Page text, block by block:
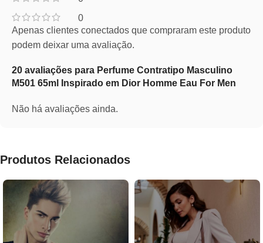
0
20 avaliações para Perfume Contratipo Masculino
M501 65ml Inspirado em Dior Homme Eau For Men
Não há avaliações ainda.
Apenas clientes conectados que compraram este produto
podem deixar uma avaliação.
Produtos Relacionados